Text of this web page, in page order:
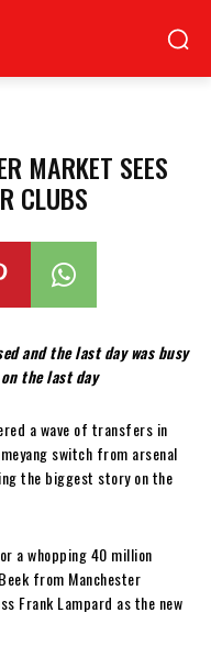
MARKET SEES
CLUBS
and the last day was busy
the last day
a wave of transfers in
switch from arsenal
the biggest story on the
a whopping 40 million
from Manchester
Frank Lampard as the new